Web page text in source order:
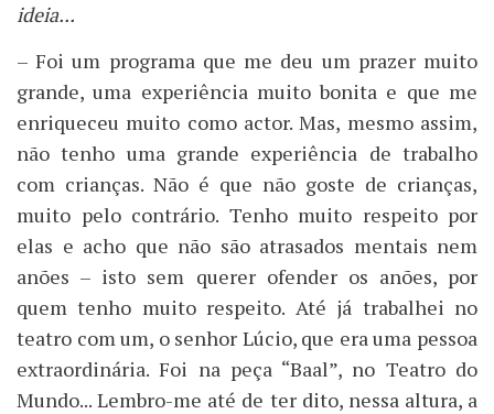
ideia...
– Foi um programa que me deu um prazer muito
grande, uma experiência muito bonita e que me
enriqueceu muito como actor. Mas, mesmo assim,
não tenho uma grande experiência de trabalho
com crianças. Não é que não goste de crianças,
muito pelo contrário. Tenho muito respeito por
elas e acho que não são atrasados mentais nem
anões – isto sem querer ofender os anões, por
quem tenho muito respeito. Até já trabalhei no
teatro com um, o senhor Lúcio, que era uma pessoa
extraordinária. Foi na peça “Baal”, no Teatro do
Mundo... Lembro-me até de ter dito, nessa altura, a